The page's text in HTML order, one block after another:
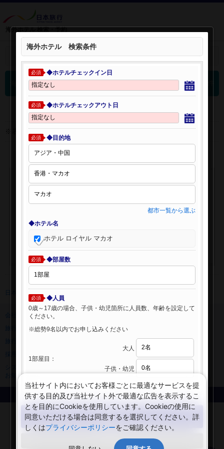
海外ホテル 検索・予約
検索条件を開く：
海外ホテル 検索結果
※表示金額はオンライン予約時の金額です。
日本旅行 トップ
旅行業登録票・約款
規約集
ニュースリリース
サイトマップ
お知らせ
Copyright © NIPPON TRAVEL AGENCY Co.,LTD. All rights reserved.
海外ホテル 検索条件
必須 ◆ホテルチェックイン日
必須 ◆ホテルチェックアウト日
必須 ◆目的地
都市一覧から選ぶ
◆ホテル名
ホテル ロイヤル マカオ
必須 ◆部屋数
必須
◆人員
0歳～17歳の場合、子供・幼児箇所に人員数、年齢を設定して
ください。
※総勢9名以内でお申し込みください
1部屋目：
大人
子供・幼児
検索する
閉じる
当社サイト内においてお客様ごとに最適なサービスを提
供する目的及び当社サイト外で最適な広告を表示するこ
とを目的にCookieを使用しています。Cookieの使用に
同意いただける場合は同意するを選択してください。詳
しくはプライバシーポリシーをご確認ください。